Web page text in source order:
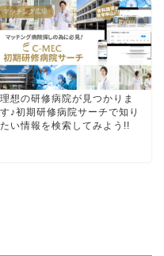
マッチング広場
理想の研修病院が見つかりま
す♪初期研修病院サーチで知り
たい情報を検索してみよう!!